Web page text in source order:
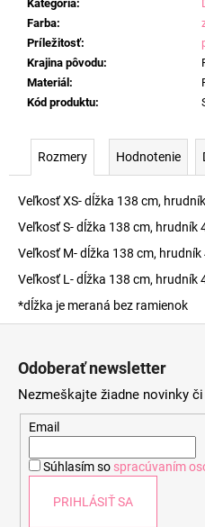
Kategória:
Farba:
Príležitosť:
Krajina pôvodu:
Materiál :
Kód produktu:
Rozmery Hodnotenie
Veľkosť XS- dĺžka 138 cm,
Veľkosť S- dĺžka 138 cm, hrudník
Veľkosť M- dĺžka 138 cm,
Veľkosť L- dĺžka 138 cm, hrudník
*dĺžka je meraná bez ramienok
Odoberať newsletter
Nezmeškajte žiadne novinky
Email
Súhlasím so spracúvaním
PRIHLÁSIŤ SA